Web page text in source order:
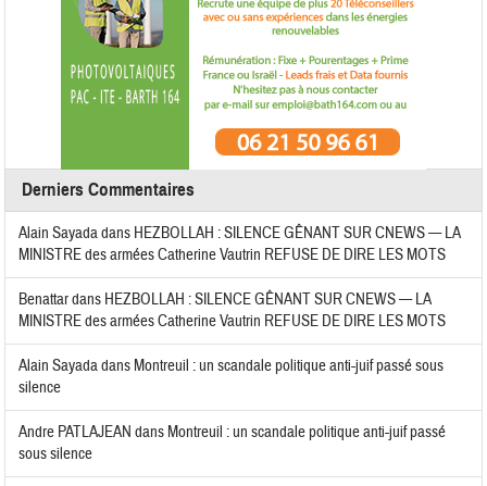
Derniers Commentaires
Alain Sayadadans HEZBOLLAH : SILENCE GÊNANT SUR CNEWS — LA
MINISTRE des armées Catherine Vautrin REFUSE DE DIRE LES MOTS
Benattardans HEZBOLLAH : SILENCE GÊNANT SUR CNEWS — LA
MINISTRE des armées Catherine Vautrin REFUSE DE DIRE LES MOTS
Alain Sayadadans Montreuil : un scandale politique anti-juif passé sous
silence
Andre PATLAJEAN dans Montreuil : un scandale politique anti-juif passé
sous silence